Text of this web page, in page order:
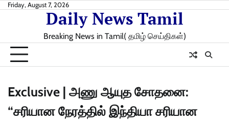
SkipFriday, August 7, 2026
Daily News Tamil
Breaking News in Tamil( தமிழ் செய்திகள்)
Exclusive | அணு ஆயுத சோதனை:
“சரியான நேரத்தில் இந்தியா சரியான